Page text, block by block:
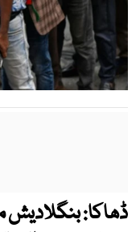
ڈھاکا: بنگلادیش